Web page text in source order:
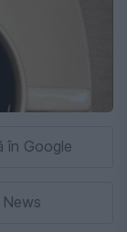
în Google